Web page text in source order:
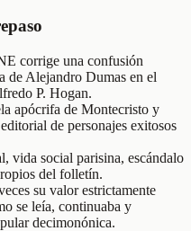
corrige una confusión
de Alejandro Dumas en el
P. Hogan.
apócrifa de Montecristo y
de personajes exitosos
vida social parisina, escándalo
del folletín.
su valor estrictamente
se leía, continuaba y
decimonónica.